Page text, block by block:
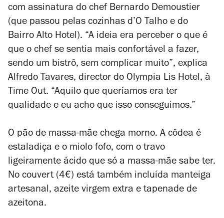
com assinatura do chef Bernardo Demoustier
(que passou pelas cozinhas d’O Talho e do
Bairro Alto Hotel).
“A ideia era perceber o que é
que o chef se sentia mais confortável a fazer,
sendo um bistrô, sem complicar muito”, explica
Alfredo Tavares, director do Olympia Lis Hotel, à
Time Out. “Aquilo que queríamos era ter
qualidade e eu acho que isso conseguimos.”
O pão de massa-mãe chega morno. A côdea é
estaladiça e o miolo fofo, com o travo
ligeiramente ácido que só a massa-mãe sabe ter.
No couvert (4€) está também incluída manteiga
artesanal, azeite virgem extra e tapenade de
azeitona.